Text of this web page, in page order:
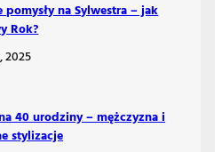
na Sylwestra – jak
Rok?
2025
40 urodziny – mężczyzna i
stylizacje